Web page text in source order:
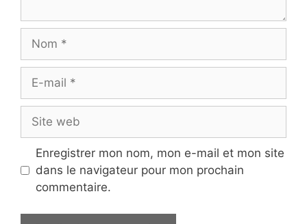
Nom
Site
web
Enregistrer mon nom, mon e-mail et mon site
dans le navigateur pour mon prochain
commentaire.